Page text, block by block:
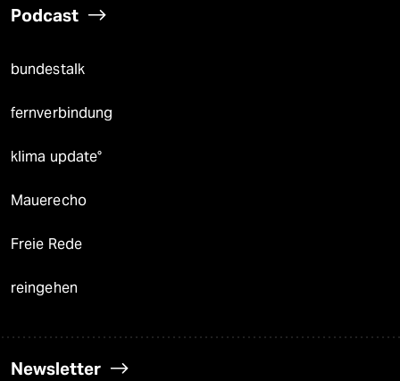
Podcast
bundestalk
fernverbindung
klima update°
Mauerecho
Freie Rede
reingehen
Newsletter